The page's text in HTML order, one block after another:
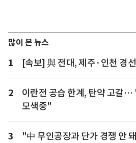
많이 본 뉴스
1 [속보] 與 전대, 제주·인천 경
2
이란전 공습 한계, 탄약 고갈
모색중"
3
"中 무인공장과 단가 경쟁 안